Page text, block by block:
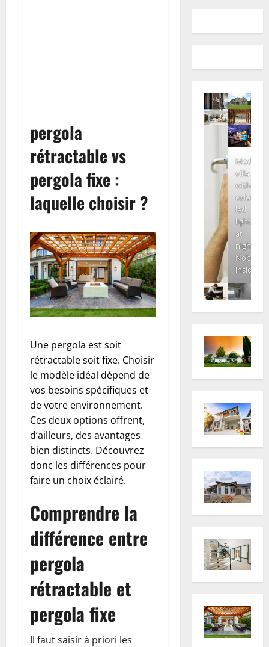
pergola
rétractable vs
pergola fixe :
laquelle choisir ?
Une pergola est soit
rétractable soit fixe. Choisir
le modèle idéal dépend de
vos besoins spécifiques et
de votre environnement.
Ces deux options offrent,
d’ailleurs, des avantages
bien distincts. Découvrez
donc les différences pour
faire un choix éclairé.
Comprendre la
différence entre
pergola
rétractable et
pergola fixe
Il faut saisir à priori les
Modern
villa
with
colored
led
lights
at
night.
Nobody
inside